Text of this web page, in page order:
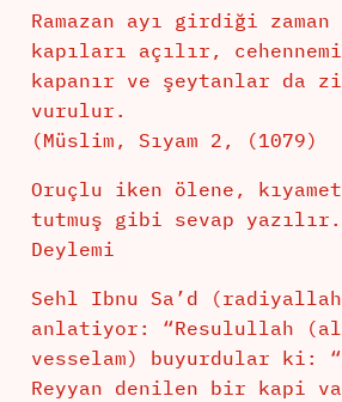
Ramazan ayı girdiği
kapıları açılır,
kapanır ve şeytanlar da
vurulur.
(Müslim, Sıyam 2, (1079)
Oruçlu iken ölene,
tutmuş gibi sevap yazılır.
Deylemi
Sehl Ibnu Sa’d
anlatiyor: “Resulullah
vesselam) buyurdular ki:
Reyyan denilen bir kapi